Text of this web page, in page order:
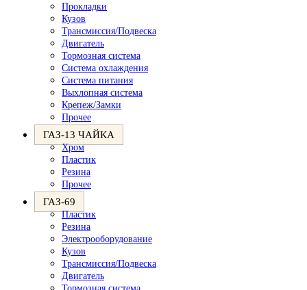
Прокладки
Кузов
Трансмиссия/Подвеска
Двигатель
Тормозная система
Система охлаждения
Система питания
Выхлопная система
Крепеж/Замки
Прочее
ГАЗ-13 ЧАЙКА
Хром
Пластик
Резина
Прочее
ГАЗ-69
Пластик
Резина
Электрооборудование
Кузов
Трансмиссия/Подвеска
Двигатель